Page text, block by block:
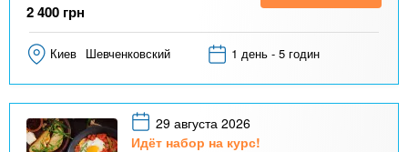
2 400 грн
Киев Шевченковский 1 день - 5 годин
29 августа 2026
Идёт набор на курс!